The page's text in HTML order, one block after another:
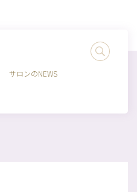
サロンのNEWS